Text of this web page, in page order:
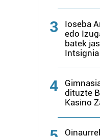
3
Ioseba
edo
batek
Intsignia
4
dituzte
Kasino